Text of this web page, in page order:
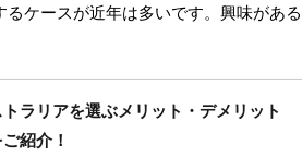
ケースが近年は多いです。興味がある
ラリアを選ぶメリット・デメリット
紹介！